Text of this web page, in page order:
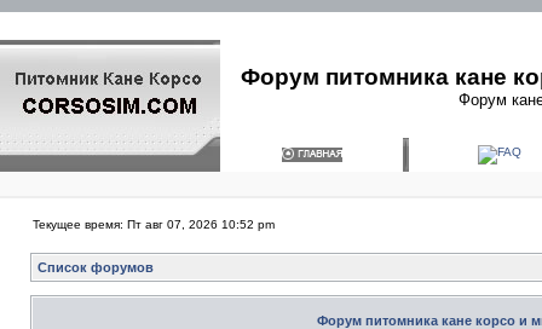
Форум питомника кане
Форум
Текущее время: Пт авг 07, 2026 10:52 pm
Список форумов
Форум питомника кане корсо и